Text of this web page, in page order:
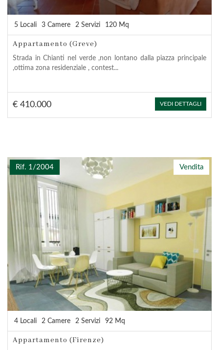
5 Locali 3 Camere 2 Servizi 120 Mq
Appartamento (Greve)
Strada in Chianti nel verde ,non lontano dalla piazza principale
,ottima zona residenziale , contest...
€ 410.000 VEDI DETTAGLI
Vendita
Rif. 1/2004
4 Locali 2 Camere 2 Servizi 92 Mq
Appartamento (Firenze)